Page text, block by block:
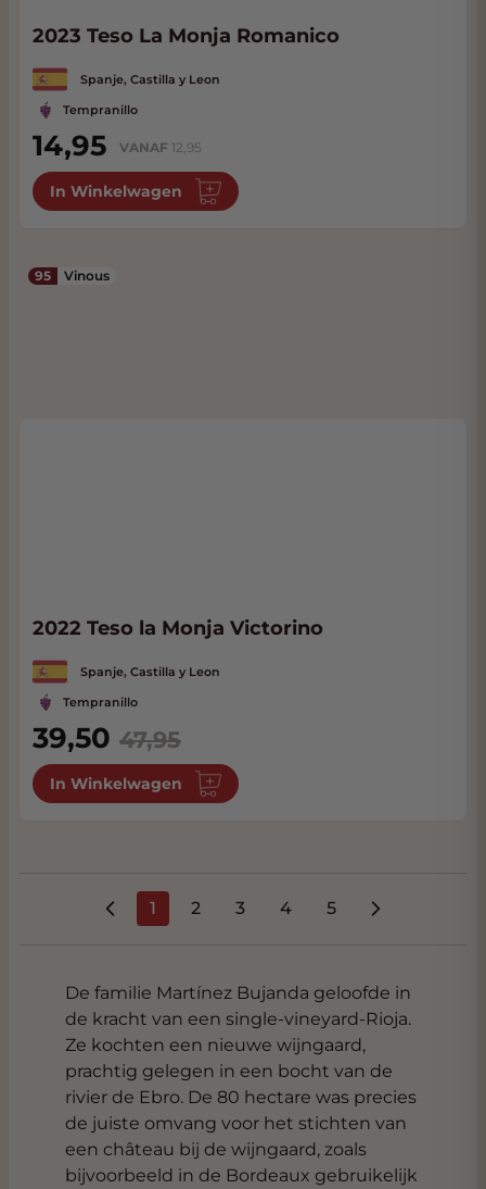
2023 Teso La Monja Romanico
Spanje, Castilla y Leon
Tempranillo
14,95 VANAF 12,95
In Winkelwagen
95 Vinous
2022 Teso la Monja Victorino
Spanje, Castilla y Leon
Tempranillo
Special Price
39,50 47,95
In Winkelwagen
U lees momenteel pagina
1 Pagina
2 Pagina
3 Pagina
4 Pagina
5
De familie Martínez Bujanda geloofde in
de kracht van een single-vineyard-Rioja.
Ze kochten een nieuwe wijngaard,
prachtig gelegen in een bocht van de
rivier de Ebro. De 80 hectare was precies
de juiste omvang voor het stichten van
een château bij de wijngaard, zoals
bijvoorbeeld in de Bordeaux gebruikelijk